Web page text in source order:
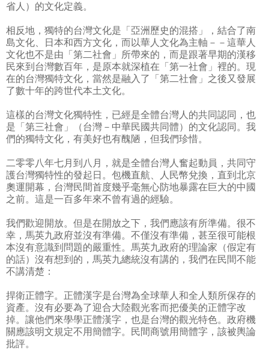
省人）的文化定義。
相反地，獨特的台灣文化是「亞洲歷史的混搭」，結合了南
島文化、日本和西方文化，而以華人文化為主軸－－這華人
文化也不是由「第二社會」所帶來的，而是跟著早期的漢移
民來到台灣數百年，是原本就深植在「第一社會」裡的。現
在的台灣獨特文化，當然是融入了「第二社會」之後又發展
了數十年的跨世代本土文化。
這樣的台灣文化獨特性，已經是全體台灣人的共同認同，也
是「第三社會」（台灣－中華民國共同體）的文化認同。我
們的獨特文化，有美好也有醜陋，但我們珍惜。
二零零八年七月到八月，就是全體台灣人奮起動員，共同守
護台灣獨特性的發起日。包機直航、人民幣兌換，直到北京
奧運開幕，台灣民間首度幾乎毫無心防地暴露在巨大的中國
之前。這是一百多年來不曾有過的經驗。
我們歡迎開放。但是在開放之下，我們應該有所準備。很不
幸，馬英九政府並沒有準備。不僅沒有準備，甚至很可能根
本沒有意識到問題的嚴重性。馬英九政府的理論家（假定有
的話）沒有想到的，馬英九總統沒有講的，我們在民間不能
不講清楚：
捍衛正體字。正體漢字是台灣為全球華人和全人類所保存的
資產。沒有必要為了迎合大陸觀光客而把優美的正體字改
掉。讓他們來學學正體漢字，也是台灣的觀光特色。政府機
關應該明文規定不用簡體字。民間商號用簡體字，該被輿論
批評。